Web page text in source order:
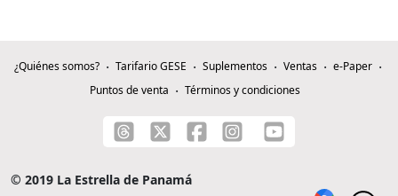
¿Quiénes somos? Tarifario GESE Suplementos Ventas
e-Paper
Puntos de venta
Términos y condiciones
© 2019 La Estrella de Panamá